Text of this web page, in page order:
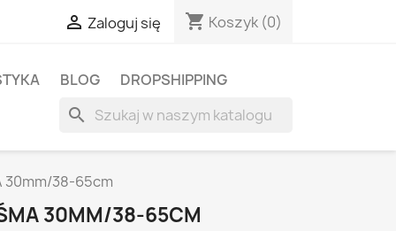
 Zaloguj się shopping_cart Koszyk (0)
BLOG DROPSHIPPING
search
30mm/38-65cm
30MM/38-65CM